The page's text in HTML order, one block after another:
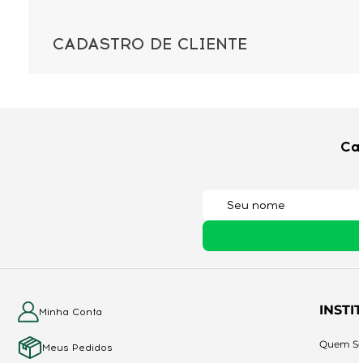
CADASTRO DE CLIENTE
Minha Conta
Meus Pedidos Quem